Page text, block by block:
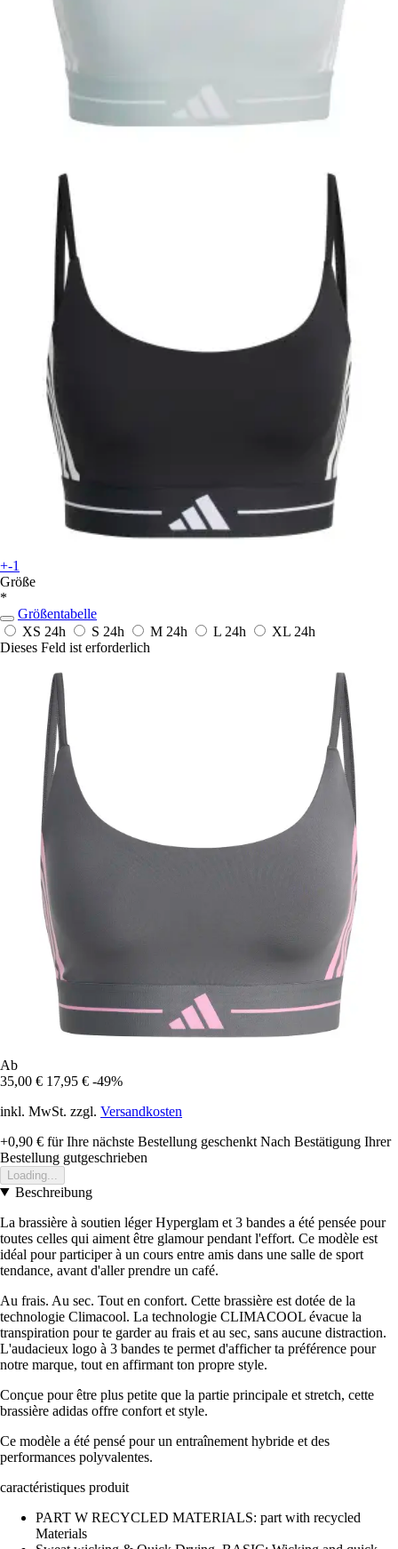
+-1
Größe
*
Größentabelle
XS 24h S 24h M 24h L 24h XL 24h
Dieses Feld ist erforderlich
Ab
35,00 € 17,95 € -49%
inkl. MwSt. zzgl. Versandkosten
+0,90 € für Ihre nächste Bestellung geschenkt Nach Bestätigung Ihrer
Bestellung gutgeschrieben
Loading...
Beschreibung
La brassière à soutien léger Hyperglam et 3 bandes a été pensée pour
toutes celles qui aiment être glamour pendant l'effort. Ce modèle est
idéal pour participer à un cours entre amis dans une salle de sport
tendance, avant d'aller prendre un café.
Au frais. Au sec. Tout en confort. Cette brassière est dotée de la
technologie Climacool. La technologie CLIMACOOL évacue la
transpiration pour te garder au frais et au sec, sans aucune distraction.
L'audacieux logo à 3 bandes te permet d'afficher ta préférence pour
notre marque, tout en affirmant ton propre style.
Conçue pour être plus petite que la partie principale et stretch, cette
brassière adidas offre confort et style.
Ce modèle a été pensé pour un entraînement hybride et des
performances polyvalentes.
caractéristiques produit
PART W RECYCLED MATERIALS: part with recycled
Materials